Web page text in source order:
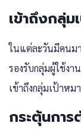
เข้าถึงกลุ่ม
ในแต่ละวันมีคนม
รองรับกลุ่มผู้ใช้งา
เข้าถึงกลุ่มเป้าห
กระตุ้นกา